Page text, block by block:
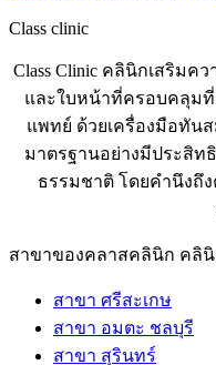
Class clinic
Class Clinic คลินิกเสริม
และใบหน้าที่ครอบคลุม
แพทย์ ด้วยเครื่องมือทัน
มาตรฐานอย่างมีประสิท
ธรรมชาติ โดยคำนึงถึ
สาขาของคลาสคลินิก คลิ
สาขา ศรีสะเกษ
สาขา อมตะ ชลบุรี
สาขา สุรินทร์